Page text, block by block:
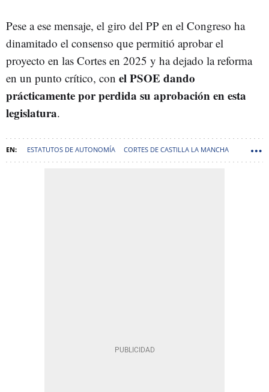
Pese a ese mensaje, el giro del PP en el Congreso ha
dinamitado el consenso que permitió aprobar el
proyecto en las Cortes en 2025 y ha dejado la reforma
en un punto crítico, con el PSOE dando
prácticamente por perdida su aprobación en esta
legislatura.
ESTATUTOS DE AUTONOMÍA CORTES DE CASTILLA LA MANCHA